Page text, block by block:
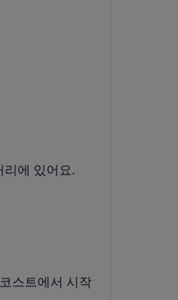
에 있어요.
스트에서 시작